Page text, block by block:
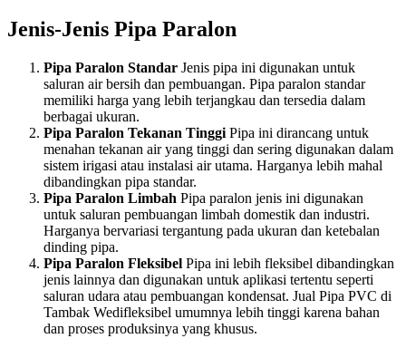
Jenis-Jenis Pipa Paralon
Pipa Paralon Standar Jenis pipa ini digunakan untuk
saluran air bersih dan pembuangan. Pipa paralon standar
memiliki harga yang lebih terjangkau dan tersedia dalam
berbagai ukuran.
Pipa Paralon Tekanan Tinggi Pipa ini dirancang untuk
menahan tekanan air yang tinggi dan sering digunakan dalam
sistem irigasi atau instalasi air utama. Harganya lebih mahal
dibandingkan pipa standar.
Pipa Paralon Limbah Pipa paralon jenis ini digunakan
untuk saluran pembuangan limbah domestik dan industri.
Harganya bervariasi tergantung pada ukuran dan ketebalan
dinding pipa.
Pipa Paralon Fleksibel Pipa ini lebih fleksibel dibandingkan
jenis lainnya dan digunakan untuk aplikasi tertentu seperti
saluran udara atau pembuangan kondensat. Jual Pipa PVC di
Tambak Wedifleksibel umumnya lebih tinggi karena bahan
dan proses produksinya yang khusus.